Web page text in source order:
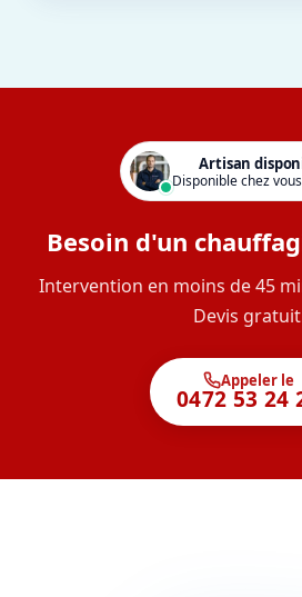
Artisan
Disponible chez
Besoin d'un
Intervention en moins de 45
Devis
Appeler le
0472 53 24